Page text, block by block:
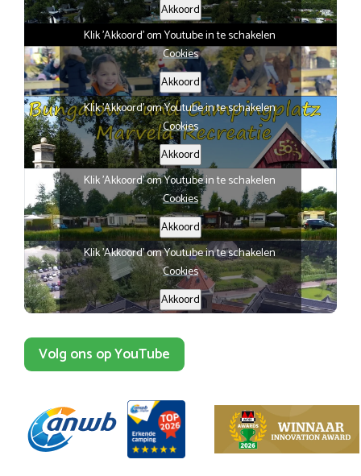
Akkoord
Klik 'Akkoord' om Youtube in te schakelen
Cookies
Akkoord
Klik 'Akkoord' om Youtube in te schakelen
Cookies
Akkoord
Klik 'Akkoord' om Youtube in te schakelen
Cookies
Akkoord
Klik 'Akkoord' om Youtube in te schakelen
Cookies
Akkoord
Volg ons op YouTube